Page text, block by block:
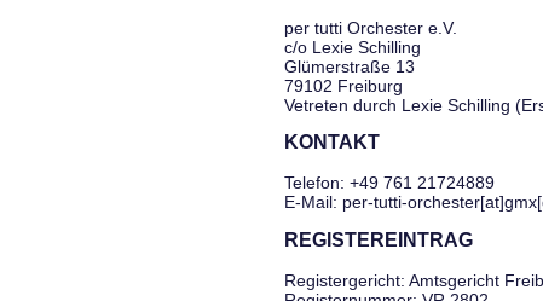
per tutti Orchester e.V.
c/o Lexie Schilling
Glümerstraße 13
79102 Freiburg
Vetreten durch Lexie Schilling
KONTAKT
Telefon: +49 761 21724889
E-Mail: per-tutti-
REGISTEREINTRAG
Registergericht: Amtsgericht